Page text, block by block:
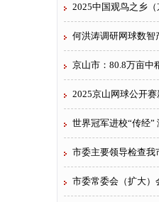
2025中国观鸟之乡
何洪涛调研网球数智
京山市：80.8万亩中
2025京山网球公开
世界冠军进校“传经”
市委主要领导检查我
市委常委会（扩大）